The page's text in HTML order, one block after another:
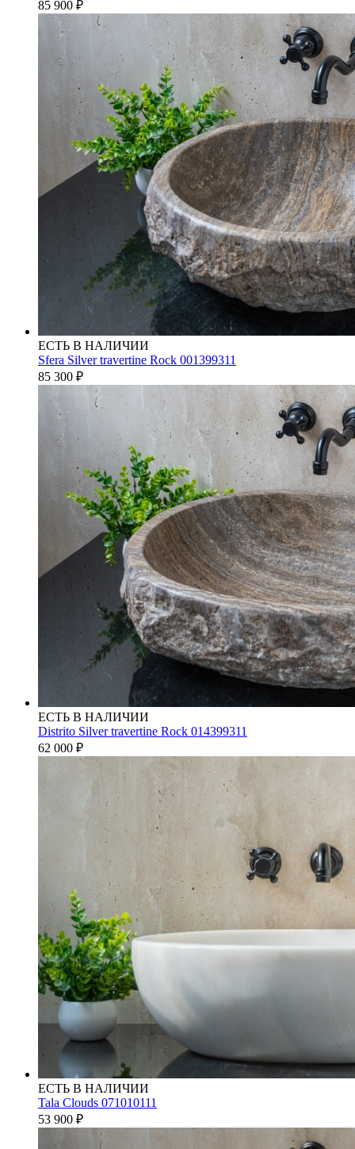
85 900 ₽
ЕСТЬ В НАЛИЧИИ
Sfera Silver travertine Rock 001399311
85 300 ₽
ЕСТЬ В НАЛИЧИИ
Distrito Silver travertine Rock 014399311
62 000 ₽
ЕСТЬ В НАЛИЧИИ
Tala Clouds 071010111
53 900 ₽